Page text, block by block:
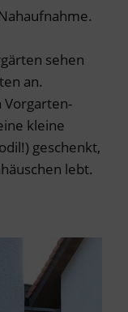
sehen
an.
Vorgarten-
kleine
geschenkt,
lebt.